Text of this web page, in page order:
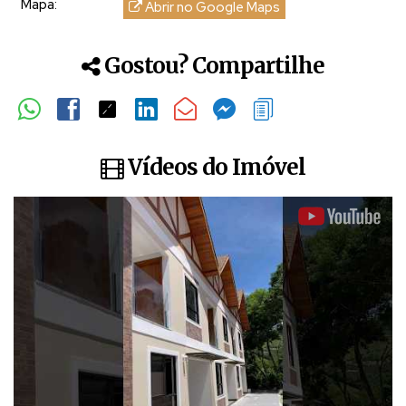
Mapa:
Abrir no Google Maps
Gostou? Compartilhe
Vídeos do Imóvel